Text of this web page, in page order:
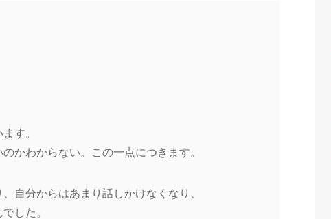
す。
かわからない。この一点につきます。
自分からはあまり話しかけなくなり、
した。